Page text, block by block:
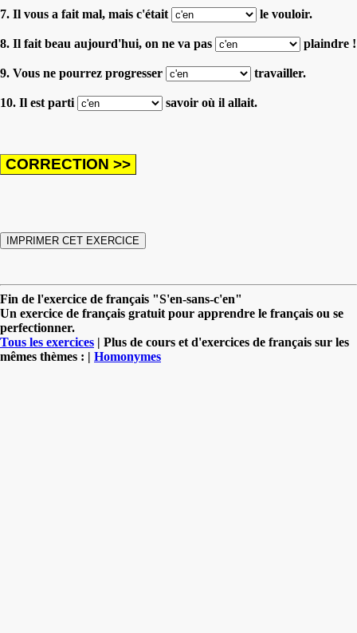
7. Il vous a fait mal, mais c'était le vouloir.
8. Il fait beau aujourd'hui, on ne va pas plaindre !
9. Vous ne pourrez progresser travailler.
10. Il est parti savoir où il allait.
Fin de l'exercice de français "S'en-sans-c'en"
Un exercice de français gratuit pour apprendre le français ou se
perfectionner.
Tous les exercices | Plus de cours et d'exercices de français sur les
mêmes thèmes : | Homonymes